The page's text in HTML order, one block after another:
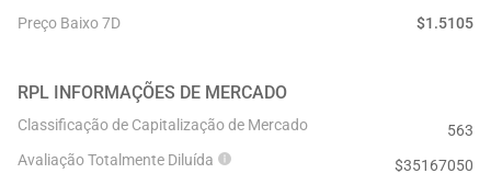
Preço Baixo 7D
$1.5105
RPL INFORMAÇÕES DE MERCADO
Classificação de Capitalização de Mercado
563
Avaliação Totalmente Diluída
$35167050